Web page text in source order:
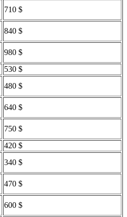
710 $
840 $
980 $
530 $
480 $
640 $
750 $
420 $
340 $
470 $
600 $